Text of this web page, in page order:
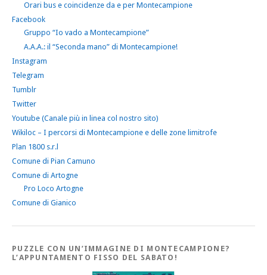
Orari bus e coincidenze da e per Montecampione
Facebook
Gruppo “Io vado a Montecampione”
A.A.A.: il “Seconda mano” di Montecampione!
Instagram
Telegram
Tumblr
Twitter
Youtube (Canale più in linea col nostro sito)
Wikiloc – I percorsi di Montecampione e delle zone limitrofe
Plan 1800 s.r.l
Comune di Pian Camuno
Comune di Artogne
Pro Loco Artogne
Comune di Gianico
PUZZLE CON UN’IMMAGINE DI MONTECAMPIONE?
L’APPUNTAMENTO FISSO DEL SABATO!